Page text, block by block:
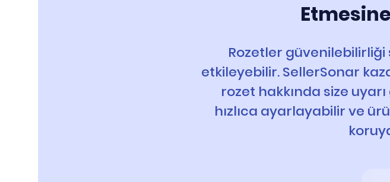
Rozetler güvenilebilirliği
etkileyebilir. SellerSonar
rozet hakkında size
hızlıca ayarlayabilir ve